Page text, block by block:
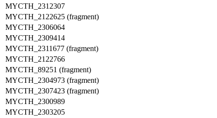
MYCTH_2312307
MYCTH_2122625 (fragment)
MYCTH_2306064
MYCTH_2309414
MYCTH_2311677 (fragment)
MYCTH_2122766
MYCTH_89251 (fragment)
MYCTH_2304973 (fragment)
MYCTH_2307423 (fragment)
MYCTH_2300989
MYCTH_2303205